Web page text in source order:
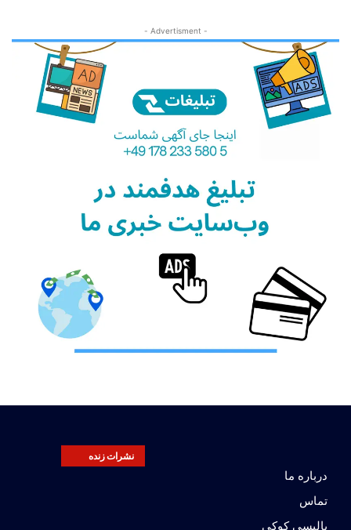
- Advertisment -
نشرات زنده
درباره ما
تماس
پالیسی کوکی